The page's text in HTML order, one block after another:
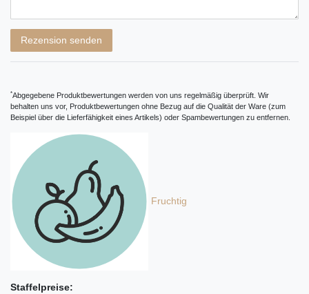
Rezension senden
*Abgegebene Produktbewertungen werden von uns regelmäßig überprüft. Wir
behalten uns vor, Produktbewertungen ohne Bezug auf die Qualität der Ware (zum
Beispiel über die Lieferfähigkeit eines Artikels) oder Spambewertungen zu entfernen.
Fruchtig
Staffelpreise: